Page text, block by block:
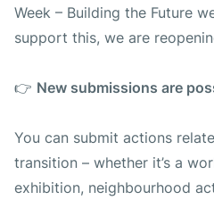
Week – Building the Future
support this, we are
👉 New submissions are
You can submit actions
transition – whether it’s a
exhibition, neighbourhood